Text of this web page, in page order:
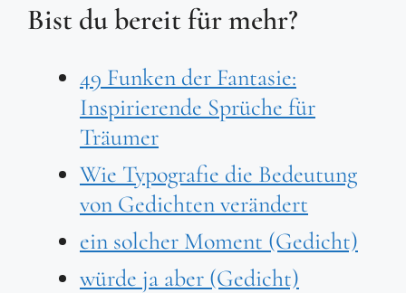
Bist du bereit für mehr?
49 Funken der Fantasie:
Inspirierende Sprüche für
Träumer
Wie Typografie die Bedeutung
von Gedichten verändert
ein solcher Moment (Gedicht)
würde ja aber (Gedicht)